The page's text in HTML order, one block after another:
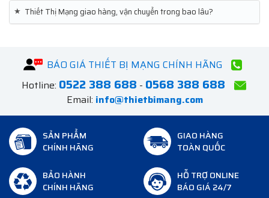
★ Thiết Thị Mạng giao hàng, vận chuyển trong bao lâu?
BÁO GIÁ THIẾT BỊ MẠNG CHÍNH HÃNG
Hotline: 0522 388 688 - 0568 388 688
Email: info@thietbimang.com
SẢN PHẨM
CHÍNH HÃNG
GIAO HÀNG
TOÀN QUỐC
BẢO HÀNH
CHÍNH HÃNG
HỖ TRỢ ONLINE
BÁO GIÁ 24/7